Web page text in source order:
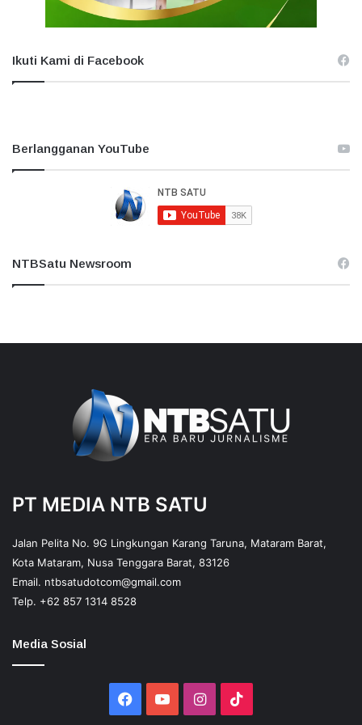
Ikuti Kami di Facebook
Berlangganan YouTube
NTBSatu Newsroom
PT MEDIA NTB SATU
Jalan Pelita No. 9G Lingkungan Karang Taruna, Mataram Barat,
Kota Mataram, Nusa Tenggara Barat, 83126
Email. ntbsatudotcom@gmail.com
Telp. +62 857 1314 8528
Media Sosial
Facebook
YouTubeInstagram